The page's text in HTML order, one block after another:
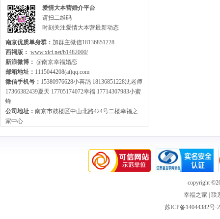
爱情大本营婚介平台
请扫二维码
时刻关注爱情大本营最新动态
南京优质单身群： 加群主微信18136851228
西祠版： www.xici.net/b1482000/
新浪微博： @南京幸福婚恋
邮箱地址： 1115044208(at)qq.com
微信手机号： 15380976628小喜鹊 18136851228沈老师
17366382439夏天 17705174072幸福 17714307983小蜜
蜂
公司地址： 南京市鼓楼区中山北路424号二楼幸福之
家中心
copyright
幸福之家
联
苏ICP备14044382号-2